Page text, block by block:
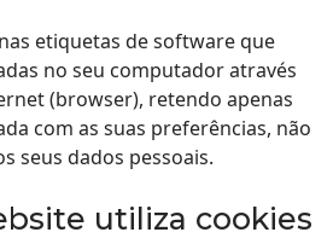
etiquetas de software que
no seu computador através
(browser), retendo apenas
com as suas preferências, não
seus dados pessoais.
utiliza cookies